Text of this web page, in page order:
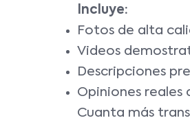
Incluye:
Fotos de alta
Videos
Descripciones
Opiniones reales
Cuanta más